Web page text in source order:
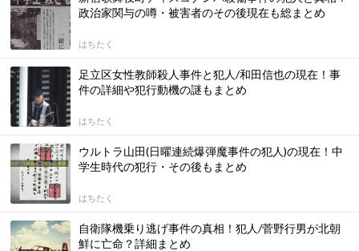
政治家関与の噂・被害者のその後現在も総まとめ
はちたく
足立区女性教師殺人事件と犯人/和田信也の現在！事
件の詳細や犯行動機の謎もまとめ
はちたく
ウルトラ山田(日曜連続爆弾魔事件の犯人)の現在！中
学生時代の犯行・その後もまとめ
はちたく
自衛隊機乗り逃げ事件の真相！犯人/菅野行男が北朝
鮮に亡命？詳細まとめ